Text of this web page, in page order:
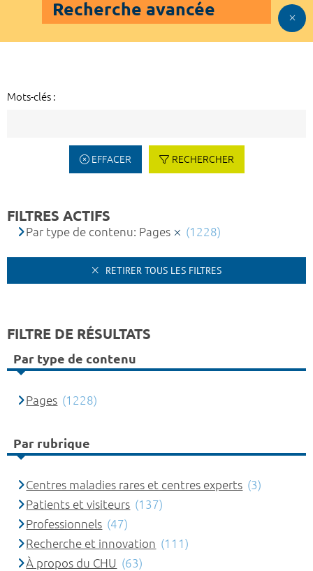
Recherche avancée
Mots-clés :
EFFACER RECHERCHER
FILTRES ACTIFS
Par type de contenu: Pages (1228)
RETIRER TOUS LES FILTRES
FILTRE DE RÉSULTATS
Par type de contenu
Pages (1228)
Par rubrique
Centres maladies rares et centres experts (3)
Patients et visiteurs (137)
Professionnels (47)
Recherche et innovation (111)
À propos du CHU (63)